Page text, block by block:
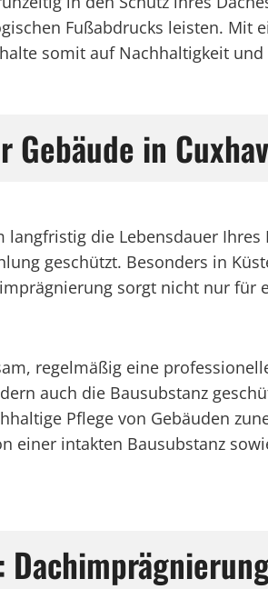
Fußabdrucks leisten.
somit auf Nachhaltigkeit
in
die Lebensdauer
geschützt. Besonders in
sorgt nicht nur für
regelmäßig eine
auch die Bausubstanz
Pflege von Gebäuden
einer intakten Bausubstanz